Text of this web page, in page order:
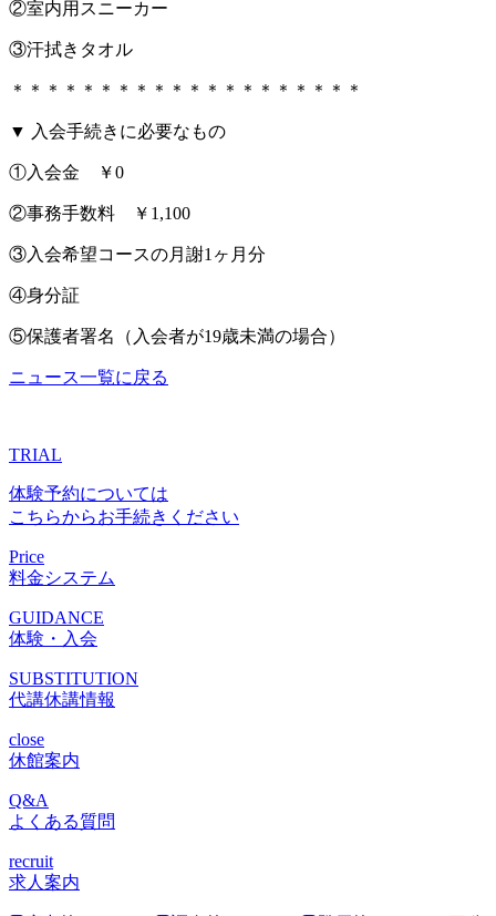
②室内用スニーカー
③汗拭きタオル
＊＊＊＊＊＊＊＊＊＊＊＊＊＊＊＊＊＊＊＊
▼ 入会手続きに必要なもの
①入会金 ￥0
②事務手数料 ￥1,100
③入会希望コースの月謝1ヶ月分
④身分証
⑤保護者署名（入会者が19歳未満の場合）
ニュース一覧に戻る
TRIAL
体験予約については
こちらからお手続きください
Price
料金システム
GUIDANCE
体験・入会
SUBSTITUTION
代講休講情報
close
休館案内
Q&A
よくある質問
recruit
求人案内